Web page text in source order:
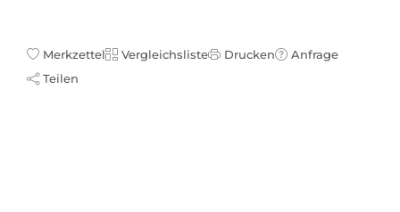
Merkzettel Vergleichsliste Drucken
Anfrage
Teilen